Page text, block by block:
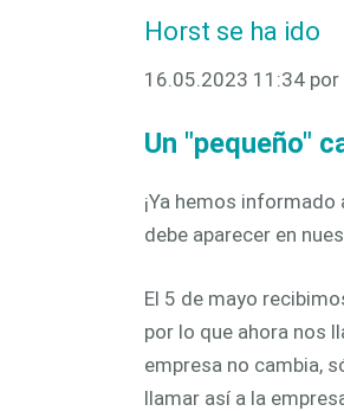
Horst se ha ido
16.05.2023 11:34 por
Un "pequeño"
¡Ya hemos
debe aparecer en
El 5 de mayo
por lo que ahora nos
empresa no cambia,
llamar así a la